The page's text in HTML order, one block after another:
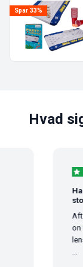
Spar 33%
Hvad
on